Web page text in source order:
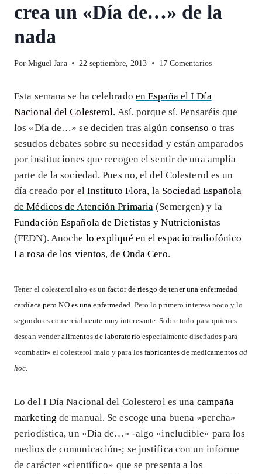
crea un «Día de…» de la
nada
Por Miguel Jara 22 septiembre, 2013 17 Comentarios
Esta semana se ha celebrado en España el I Día
Nacional del Colesterol. Así, porque sí. Pensaréis que
los «Día de…» se deciden tras algún consenso o tras
sesudos debates sobre su necesidad y están amparados
por instituciones que recogen el sentir de una amplia
parte de la sociedad. Pues no, el del Colesterol es un
día creado por el Instituto Flora, la Sociedad Española
de Médicos de Atención Primaria (Semergen) y la
Fundación Española de Dietistas y Nutricionistas
(FEDN). Anoche lo expliqué en el espacio radiofónico
La rosa de los vientos, de Onda Cero.
Tener el colesterol alto es unfactor de riesgo de tener una enfermedad
cardíaca pero NO es una enfermedad . Pero lo primero interesa poco y lo
segundo es comercialmente muy interesante. Sobre todo para quienes
desean venderalimentos de laboratorio especialmente diseñados para
«combatir» el colesterol malo y para losfabricantes de medicamentosad
hoc
Lo del I Día Nacional del Colesterol es una campaña
marketing de manual. Se escoge una buena «percha»
periodística, un «Día de…» -algo «ineludible» para los
medios de comunicación-; se justifica con un informe
de carácter «científico» que se presenta a los